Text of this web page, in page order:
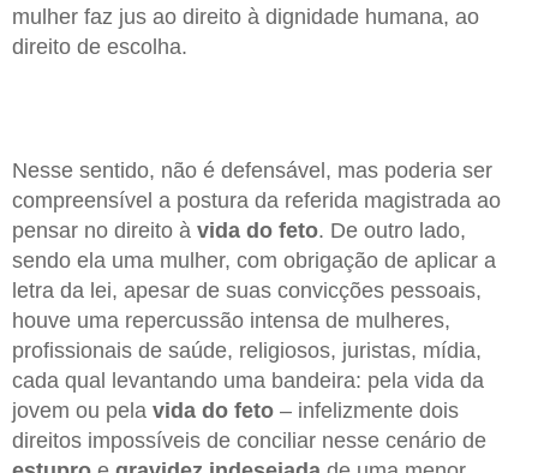
mulher faz jus ao direito à dignidade humana, ao
direito de escolha.
Nesse sentido, não é defensável, mas poderia ser
compreensível a postura da referida magistrada ao
pensar no direito à vida do feto. De outro lado,
sendo ela uma mulher, com obrigação de aplicar a
letra da lei, apesar de suas convicções pessoais,
houve uma repercussão intensa de mulheres,
profissionais de saúde, religiosos, juristas, mídia,
cada qual levantando uma bandeira: pela vida da
jovem ou pela vida do feto – infelizmente dois
direitos impossíveis de conciliar nesse cenário de